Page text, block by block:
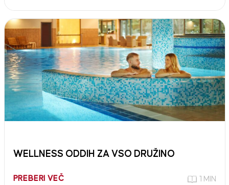
WELLNESS ODDIH ZA VSO DRUŽINO
PREBERI VEČ 1 MIN